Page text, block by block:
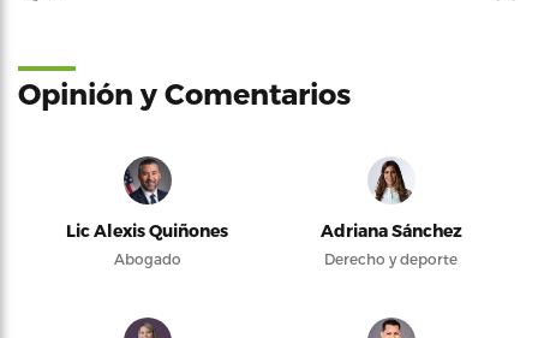
Opinión y Comentarios
Lic Alexis Quiñones
Abogado
Adriana Sánchez
Derecho y deporte